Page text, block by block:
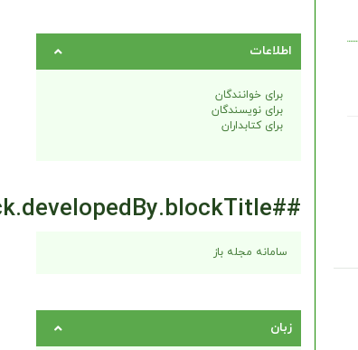
اطلاعات
برای خوانندگان
برای نویسندگان
برای کتابداران
##plugins.block.developedBy.blockTitle##
سامانه مجله باز
زبان